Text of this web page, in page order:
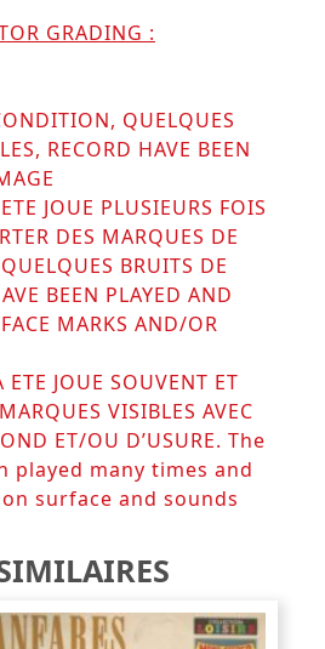
GRADING :
QUELQUES
RECORD HAVE BEEN
JOUE PLUSIEURS FOIS
DES MARQUES DE
BRUITS DE
BEEN PLAYED AND
MARKS AND/OR
JOUE SOUVENT ET
VISIBLES AVEC
ET/OU D’USURE. The
played many times and
surface and sounds